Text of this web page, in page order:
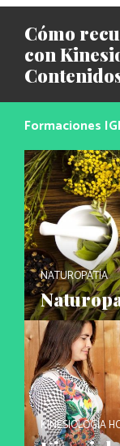
Cómo
con
Formaciones
NATUROPATÍA
KINESIOLOGÍA